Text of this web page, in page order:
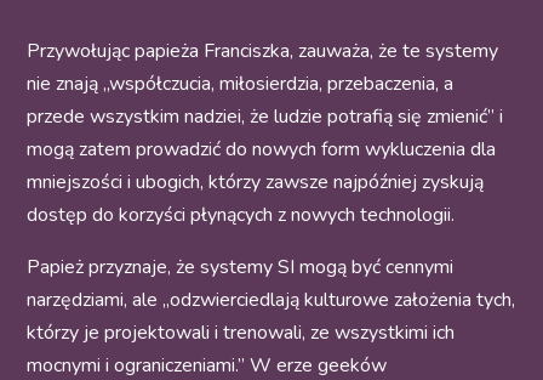
Przywołując papieża Franciszka, zauważa, że te systemy
nie znają „współczucia, miłosierdzia, przebaczenia, a
przede wszystkim nadziei, że ludzie potrafią się zmienić” i
mogą zatem prowadzić do nowych form wykluczenia dla
mniejszości i ubogich, którzy zawsze najpóźniej zyskują
dostęp do korzyści płynących z nowych technologii.
Papież przyznaje, że systemy SI mogą być cennymi
narzędziami, ale „odzwierciedlają kulturowe założenia tych,
którzy je projektowali i trenowali, ze wszystkimi ich
mocnymi i ograniczeniami.” W erze geeków